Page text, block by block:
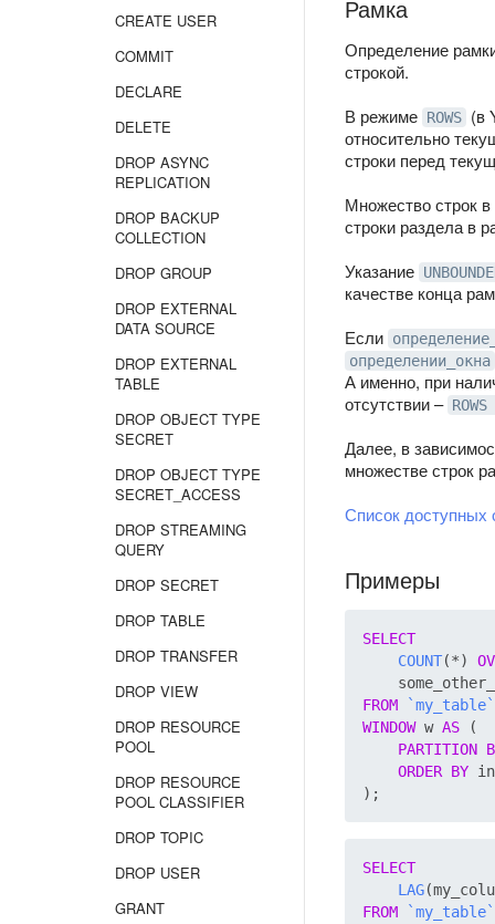
CREATE USER
COMMIT
DECLARE
DELETE
DROP ASYNC
REPLICATION
DROP BACKUP
COLLECTION
DROP GROUP
DROP EXTERNAL
DATA SOURCE
DROP EXTERNAL
TABLE
DROP OBJECT TYPE
SECRET
DROP OBJECT TYPE
SECRET_ACCESS
DROP STREAMING
QUERY
DROP SECRET
DROP TABLE
DROP TRANSFER
DROP VIEW
DROP RESOURCE
POOL
DROP RESOURCE
POOL CLASSIFIER
DROP TOPIC
DROP USER
GRANT
Рамка
Определение
строкой.
В режиме ROWS (в
относительно
строки перед
Множество строк
строки раздела в
Указание
качестве конца
Если
определении_окна
А именно, при
отсутствии –
Далее, в
множестве строк
Список доступных
Примеры
SELECT
COUNT(*)
FROM
`my_table`
WINDOW w AS (
PARTITION
ORDER BY
SELECT
LAG
FROM
`my_table`